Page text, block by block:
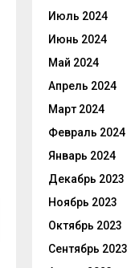
Июль 2024
Июнь 2024
Май 2024
Апрель 2024
Март 2024
Февраль 2024
Январь 2024
Декабрь 2023
Ноябрь 2023
Октябрь 2023
Сентябрь 2023